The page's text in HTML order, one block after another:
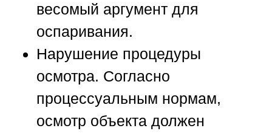
весомый аргумент для
оспаривания.
Нарушение процедуры
осмотра. Согласно
процессуальным нормам,
осмотр объекта должен